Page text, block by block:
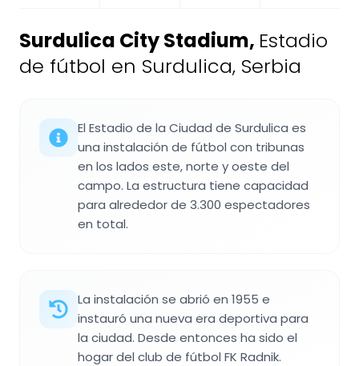
Surdulica City Stadium, Estadio
de fútbol en Surdulica, Serbia
El Estadio de la Ciudad de Surdulica es
una instalación de fútbol con tribunas
en los lados este, norte y oeste del
campo. La estructura tiene capacidad
para alrededor de 3.300 espectadores
en total.
La instalación se abrió en 1955 e
instauró una nueva era deportiva para
la ciudad. Desde entonces ha sido el
hogar del club de fútbol FK Radnik.